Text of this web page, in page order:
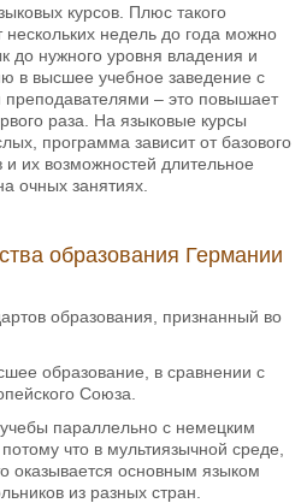
курсов. Плюс такого
нескольких недель до года можно
до нужного уровня владения и
в высшее учебное заведение с
– это повышает
раза. На языковые курсы
программа зависит от базового
и их возможностей длительное
очных занятиях.
образования Германии
образования, признанный во
образование, в сравнении с
Союза.
параллельно с немецким
что в мультиязычной среде,
оказывается основным языком
из разных стран.